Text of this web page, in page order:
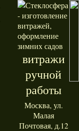
витражи
ручной
работы
Москва, ул.
Малая
Почтовая, д.12